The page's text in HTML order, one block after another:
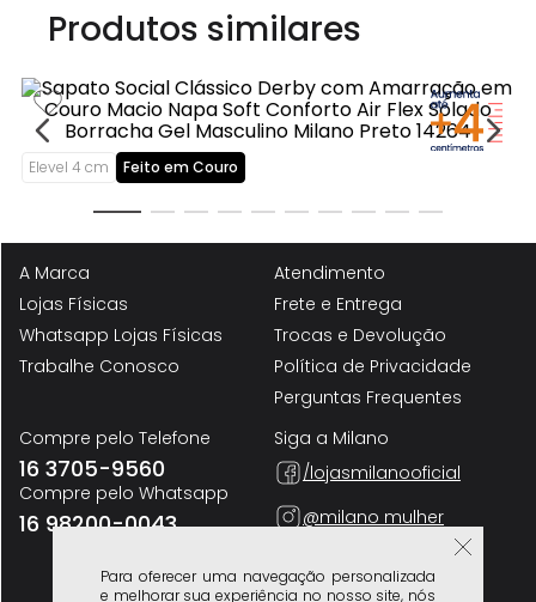
Para oferecer uma navegação personalizada
e melhorar sua experiência no nosso site, nós
Produtos similares
Elevel 4 cm Feito em Couro
Sapato Social Clássico Derby com Amarração em Couro Macio Napa Soft
Conforto Air Flex Solado Borracha Gel Masculino Milano Preto 14264